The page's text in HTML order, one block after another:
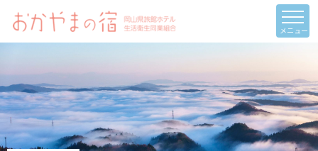
メニュー